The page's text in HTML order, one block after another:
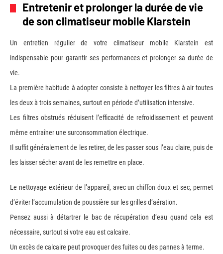
Entretenir et prolonger la durée de vie
de son climatiseur mobile Klarstein
Un entretien régulier de votre climatiseur mobile Klarstein est
indispensable pour garantir ses performances et prolonger sa durée de
vie.
La première habitude à adopter consiste à nettoyer les filtres à air toutes
les deux à trois semaines, surtout en période d’utilisation intensive.
Les filtres obstrués réduisent l’efficacité de refroidissement et peuvent
même entraîner une surconsommation électrique.
Il suffit généralement de les retirer, de les passer sous l’eau claire, puis de
les laisser sécher avant de les remettre en place.
Le nettoyage extérieur de l’appareil, avec un chiffon doux et sec, permet
d’éviter l’accumulation de poussière sur les grilles d’aération.
Pensez aussi à détartrer le bac de récupération d’eau quand cela est
nécessaire, surtout si votre eau est calcaire.
Un excès de calcaire peut provoquer des fuites ou des pannes à terme.